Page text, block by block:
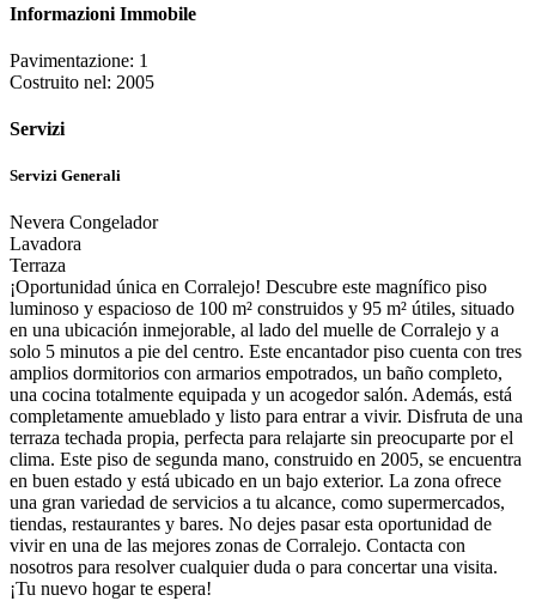
Informazioni Immobile
Pavimentazione: 1
Costruito nel: 2005
Servizi
Servizi Generali
Nevera Congelador
Lavadora
Terraza
¡Oportunidad única en Corralejo! Descubre este magnífico piso
luminoso y espacioso de 100 m² construidos y 95 m² útiles, situado
en una ubicación inmejorable, al lado del muelle de Corralejo y a
solo 5 minutos a pie del centro. Este encantador piso cuenta con tres
amplios dormitorios con armarios empotrados, un baño completo,
una cocina totalmente equipada y un acogedor salón. Además, está
completamente amueblado y listo para entrar a vivir. Disfruta de una
terraza techada propia, perfecta para relajarte sin preocuparte por el
clima. Este piso de segunda mano, construido en 2005, se encuentra
en buen estado y está ubicado en un bajo exterior. La zona ofrece
una gran variedad de servicios a tu alcance, como supermercados,
tiendas, restaurantes y bares. No dejes pasar esta oportunidad de
vivir en una de las mejores zonas de Corralejo. Contacta con
nosotros para resolver cualquier duda o para concertar una visita.
¡Tu nuevo hogar te espera!